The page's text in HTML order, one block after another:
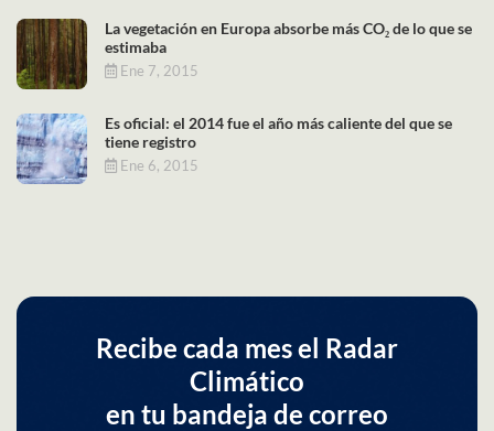
La vegetación en Europa absorbe más CO₂ de lo que se
estimaba
Ene 7, 2015
Es oficial: el 2014 fue el año más caliente del que se
tiene registro
Ene 6, 2015
Recibe cada mes el Radar
Climático
en tu bandeja de correo